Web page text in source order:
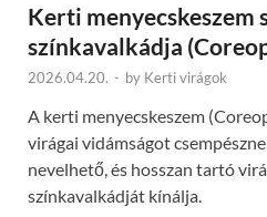
Kerti menyecskeszem
színkavalkádja
2026.04.20. - by Kerti virágok
A kerti menyecskeszem
virágai vidámságot
nevelhető, és hosszan tartó
színkavalkádját kínálja.